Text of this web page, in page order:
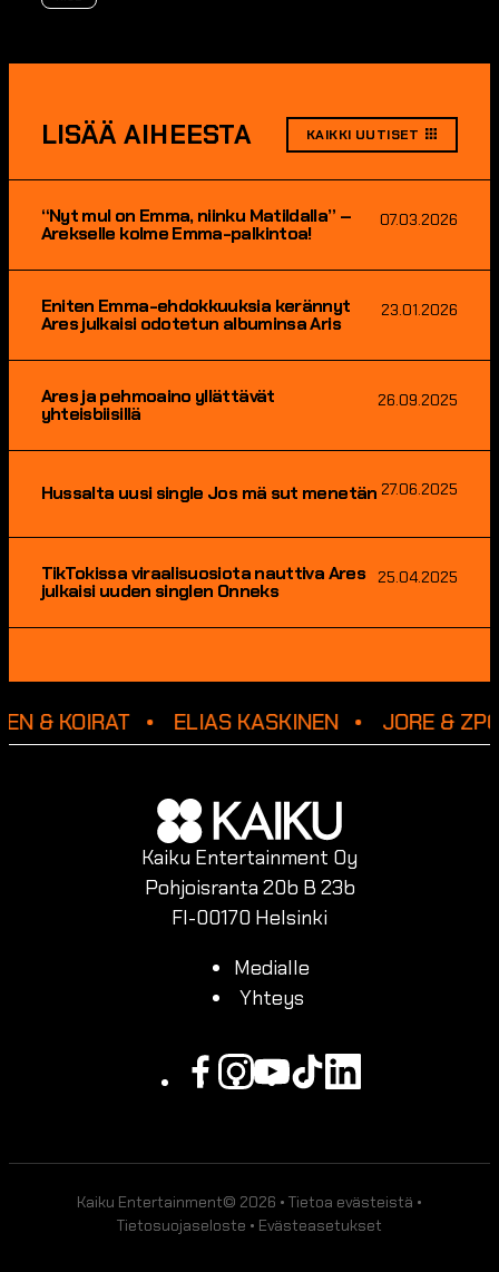
LISÄÄ AIHEESTA KAIKKI UUTISET
07.03.2026
“Nyt mul on Emma, niinku Matildalla” –
Arekselle kolme Emma-palkintoa!
23.01.2026
Eniten Emma-ehdokkuuksia kerännyt
Ares julkaisi odotetun albuminsa Aris
26.09.2025
Ares ja pehmoaino yllättävät
yhteisbiisillä
27.06.2025
Hussalta uusi single Jos mä sut menetän
25.04.2025
TikTokissa viraalisuosiota nauttiva Ares
julkaisi uuden singlen Onneks
& KOIRAT ELIAS KASKINEN JORE &
Kaiku Entertainment Oy
Pohjoisranta 20b B 23b
FI-00170 Helsinki
Medialle
Yhteys
Facebook
Instagram
Youtube
TiktokLinkedin
Kaiku Entertainment© 2026 • Tietoa evästeistä •
Tietosuojaseloste • Evästeasetukset